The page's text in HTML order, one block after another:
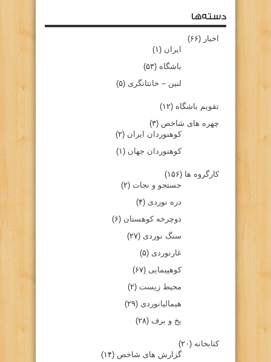
دسته‌ها
اخبار (۶۶)
ایران (۱)
باشگاه (۵۳)
لنین – خانتانگری (۵)
تقویم باشگاه (۱۲)
چهره های شاخص (۳)
کوهنوردان ایران (۲)
کوهنوردان جهان (۱)
کارگروه ها (۱۵۶)
جستجو و نجات (۲)
دره نوردی (۴)
دوچرخه کوهستان (۶)
سنگ نوردی (۲۷)
غارنوردی (۵)
کوهپیمایی (۶۷)
محیط زیست (۲)
هیمالیانوردی (۲۹)
یخ و برف (۲۸)
کتابخانه (۲۰)
گزارش های شاخص (۱۴)